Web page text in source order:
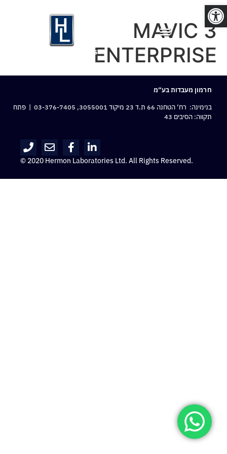
פתח סרגל נגישות
MAVIC 3
ENTERPRISE
חרמון מעבדות בע“מ
בנימינה: רח‘ הטחנה 66 ת.ד 23 מיקוד 3055001,
03-376-7405 | פתח
תקווה: הסיבים 43
© 2020 Hermon Laboratories Ltd. All Rights Reserved.